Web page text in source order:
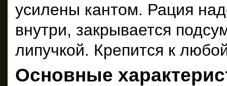
усилены кантом. Рация
внутри, закрывается
липучкой. Крепится к
Основные